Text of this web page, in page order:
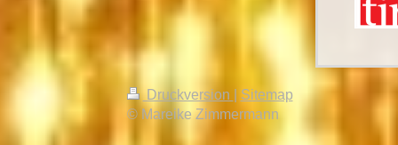
Druckversion
Sitemap
© Mareike Zimmermann